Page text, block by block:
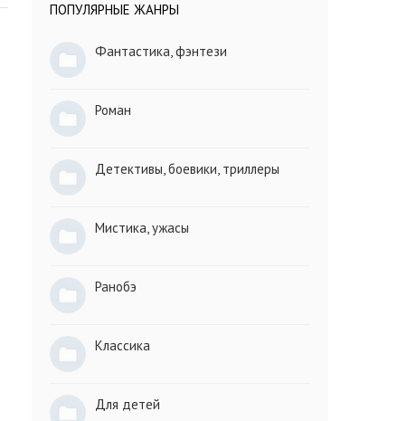
ПОПУЛЯРНЫЕ ЖАНРЫ
Фантастика, фэнтези
Роман
Детективы, боевики, триллеры
Мистика, ужасы
Ранобэ
Классика
Для детей